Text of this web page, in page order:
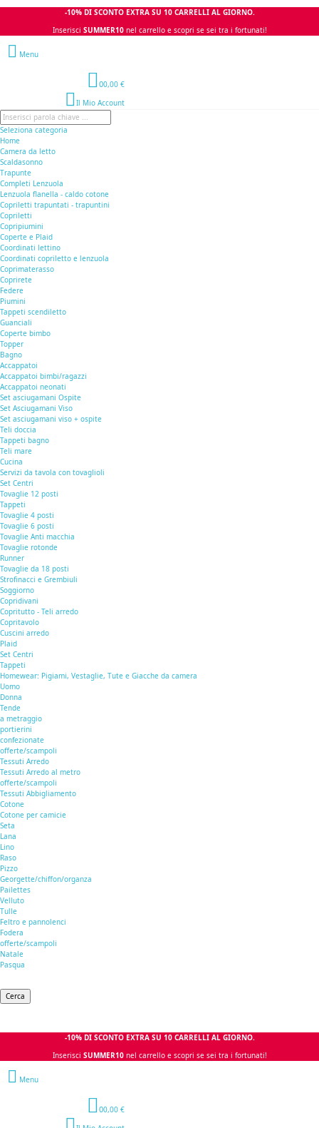
-10% DI SCONTO EXTRA SU 10 CARRELLI AL GIORNO.
Inserisci SUMMER10 nel carrello e scopri se sei tra i fortunati!
Menu
00,00 €
Il Mio Account
Seleziona categoria
Home
Camera da letto
Scaldasonno
Trapunte
Completi Lenzuola
Lenzuola flanella - caldo cotone
Copriletti trapuntati - trapuntini
Copriletti
Copripiumini
Coperte e Plaid
Coordinati lettino
Coordinati copriletto e lenzuola
Coprimaterasso
Coprirete
Federe
Piumini
Tappeti scendiletto
Guanciali
Coperte bimbo
Topper
Bagno
Accappatoi
Accappatoi bimbi/ragazzi
Accappatoi neonati
Set asciugamani Ospite
Set Asciugamani Viso
Set asciugamani viso + ospite
Teli doccia
Tappeti bagno
Teli mare
Cucina
Servizi da tavola con tovaglioli
Set Centri
Tovaglie 12 posti
Tappeti
Tovaglie 4 posti
Tovaglie 6 posti
Tovaglie Anti macchia
Tovaglie rotonde
Runner
Tovaglie da 18 posti
Strofinacci e Grembiuli
Soggiorno
Copridivani
Copritutto - Teli arredo
Copritavolo
Cuscini arredo
Plaid
Set Centri
Tappeti
Homewear: Pigiami, Vestaglie, Tute e Giacche da camera
Uomo
Donna
Tende
a metraggio
portierini
confezionate
offerte/scampoli
Tessuti Arredo
Tessuti Arredo al metro
offerte/scampoli
Tessuti Abbigliamento
Cotone
Cotone per camicie
Seta
Lana
Lino
Raso
Pizzo
Georgette/chiffon/organza
Pailettes
Velluto
Tulle
Feltro e pannolenci
Fodera
offerte/scampoli
Natale
Pasqua
Cerca
-10% DI SCONTO EXTRA SU 10 CARRELLI AL GIORNO.
Inserisci SUMMER10 nel carrello e scopri se sei tra i fortunati!
Menu
00,00 €